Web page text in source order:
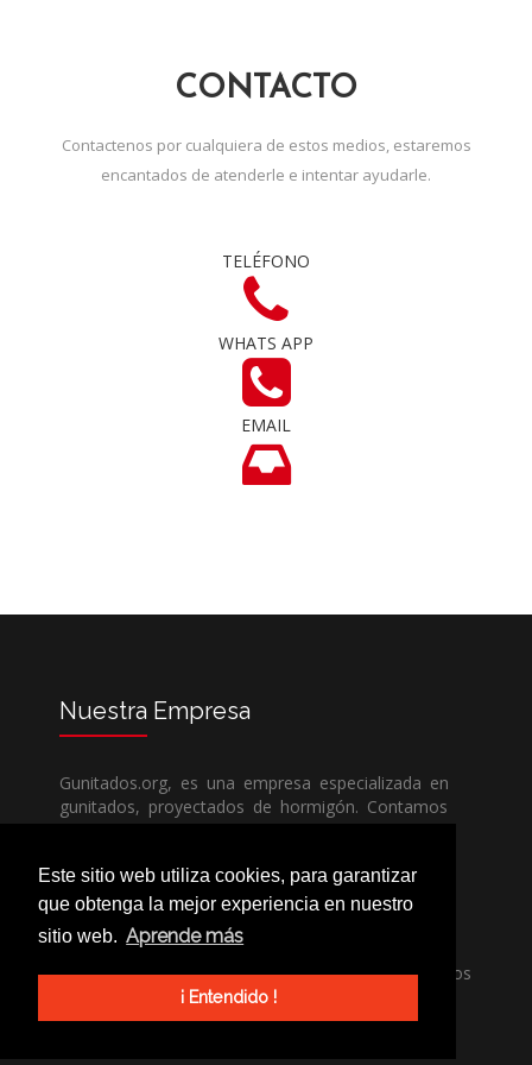
Este sitio web utiliza cookies, para garantizar
que obtenga la mejor experiencia en nuestro
sitio web. Aprende más
¡ Entendido !
CONTACTO
Contactenos por cualquiera de estos medios, estaremos
encantados de atenderle e intentar ayudarle.
TELÉFONO
WHATS APP
EMAIL
Nuestra Empresa
Gunitados.org, es una empresa especializada en
gunitados, proyectados de hormigón. Contamos
con todos los medios humanos y técnicos, para
competencia.
Si necesita una empresa de gunitados, no dude
en llamarnos, nuestros técnicos estran encantados
de poder ayudarle, ya sea usted particular o
profesional.